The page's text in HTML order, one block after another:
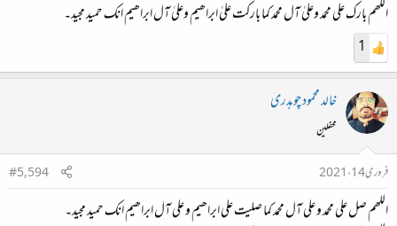
اللھم بارک علی محمد وعلیٰ آل محمد کما بارکت علیٰ ابراھیم وعلیٰ آل ابراھیم انک حمید مجید۔
1
خالد محمود چوہدری
محفلین
فروری 14، 2021
#5,594
اللھم صل علی محمد و علی آل محمد کما صلیت علی ابراھیم و علی آل ابراھیم انك حمید مجید۔